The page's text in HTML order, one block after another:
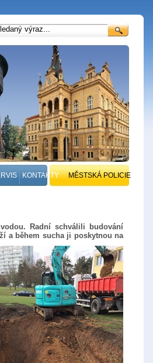
KONTAKTY MĚSTSKÁ POLICIE
Radní schválili budování
a během sucha ji poskytnou na